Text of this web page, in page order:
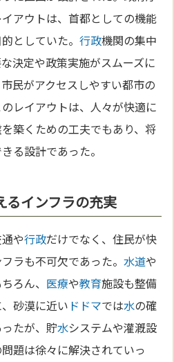
アウトは、首都としての機能
としていた。行政機関の集中
決定や政策実施がスムーズに
民がアクセスしやすい都市の
レイアウトは、人々が快適に
築くための工夫でもあり、将
る設計であった。
るインフラの充実
や行政だけでなく、住民が快
ラも不可欠であった。水道や
ろん、 医療や教育施設も整備
砂漠に近い ドドマでは水の確
たが、貯水システムや灌漑設
題は徐々に解決されていっ